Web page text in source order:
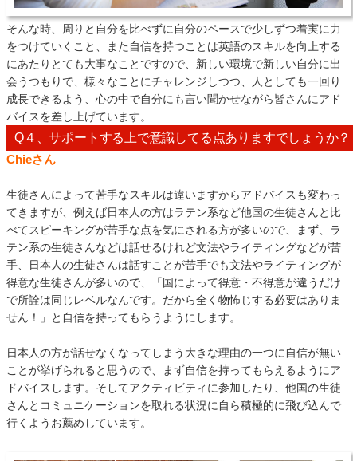
そんな時、周りと自分を比べずに自分のペースで少しずつ着実に力
をつけていくこと、また自信を持つことは英語のスキルを向上する
にあたりとても大事なことですので、新しい環境で新しい自分に出
会うつもりで、様々なことにチャレンジしつつ、人としても一回り
成長できるよう、心の中で自分にも言い聞かせながら皆さんにアド
バイスを差し上げています。
Q４、サポートする上で意識してる点ありますでしょうか？
Chieさん
生徒さんによって苦手なスキルは違いますからアドバイスも変わっ
てきますが、例えば日本人の方はラテン系など他国の生徒さんと比
べてスピーキングが苦手な点を気にされる方が多いので、まず、ラ
テン系の生徒さんなどは話せるけれど文法やライティングなどが苦
手、日本人の生徒さんは話すことが苦手でも文法やライティングが
得意な生徒さんが多いので、「国によって得意・不得意が違うだけ
で所詮は同じレベルなんです。だから全く物怖じする必要はありま
せん！」と自信を持ってもらうようにします。
日本人の方が話せなくなってしまう大きな理由の一つに自信が無い
ことが挙げられると思うので、まず自信を持ってもらえるようにア
ドバイスします。そしてアクティビティに参加したり、他国の生徒
さんとコミュニケーションを取れる状況に自ら積極的に飛び込んで
行くようお薦めしています。